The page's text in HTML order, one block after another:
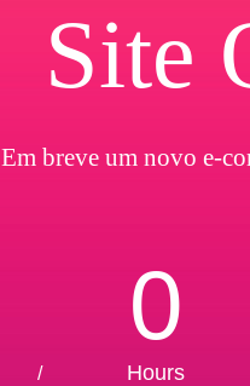
Site
Em breve um novo e-
/
0
Hours